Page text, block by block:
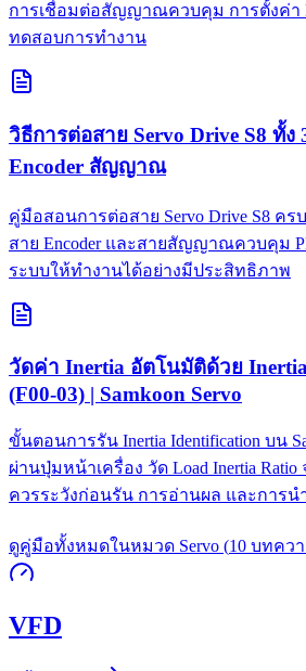
การเชื่อมต่อสัญญาณควบคุม การตั้งค่า
ทดสอบการทำงาน
วิธีการต่อสาย Servo Drive S8 ทั้ง
Encoder สัญญาณ
คู่มือสอนการต่อสาย Servo Drive S8 คร
สาย Encoder และสายสัญญาณควบคุม
ระบบให้ทำงานได้อย่างมีประสิทธิภาพ
วัดค่า Inertia อัตโนมัติด้วย
(F00-03) | Samkoon Servo
ขั้นตอนการรัน Inertia Identification บน
ผ่านปุ่มหน้าเครื่อง วัด Load Inertia
ควรระวังก่อนรัน การอ่านผล และการน
ดูคู่มือทั้งหมดในหมวด Servo (10 บทคว
VFD